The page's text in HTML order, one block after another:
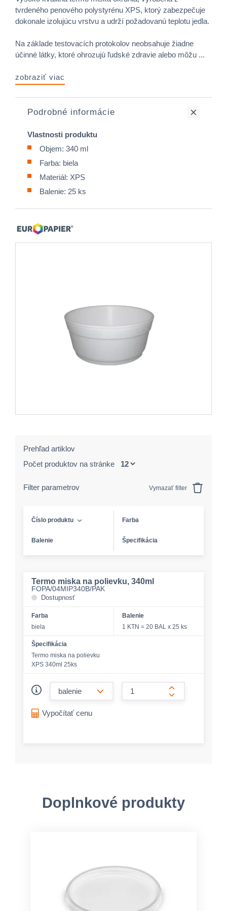
tvrdeného penového polystyrénu XPS, ktorý zabezpečuje
dokonale izolujúcu vrstvu a udrží požadovanú teplotu jedla.
Na základe testovacích protokolov neobsahuje žiadne
účinné látky, ktoré ohrozujú ľudské zdravie alebo môžu ...
zobraziť viac
Podrobné informácie
Vlastnosti produktu
Objem: 340 ml
Farba: biela
Materiál: XPS
Balenie: 25 ks
Prehľad artiklov
Počet produktov na stránke
Filter parametrov Vymazať filter
Číslo produktu Farba
Balenie Špecifikácia
Termo miska na polievku, 340ml
FOPA/04MIP340B/PAK
Dostupnosť
Farba
biela
Balenie
1 KTN = 20 BAL x 25 ks
Špecifikácia
Termo miska na polievku
XPS 340ml 25ks
form.increase-
Vypočítať cenu
Doplnkové produkty